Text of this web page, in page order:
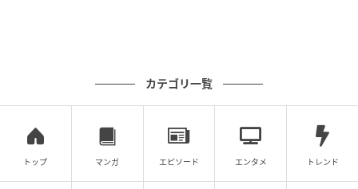
カテゴリ一覧
トップ マンガ エピソード エンタメ トレンド